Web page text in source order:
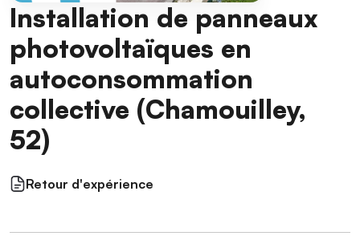
Installation de panneaux
photovoltaïques en
autoconsommation
collective (Chamouilley,
52)
Retour d'expérience